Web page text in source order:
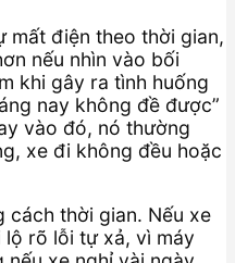
mất điện theo thời gian,
nếu nhìn vào bối
khi gây ra tình huống
nay không đề được”
vào đó, nó thường
xe đi không đều hoặc
cách thời gian. Nếu xe
lộ rõ lỗi tự xả, vì máy